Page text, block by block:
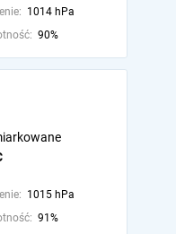
1014 hPa
90%
1015 hPa
91%